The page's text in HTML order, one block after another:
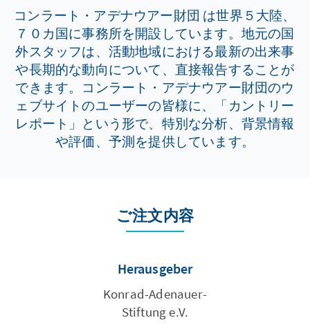
コンラート・アデナウアー財団 は世界５大陸、
７０カ国に事務所を開設しています。地元の国
外スタッフは、活動地域における最新の出来事
や長期的な動向について、直接報告することが
できます。コンラート・アデナウアー財団のウ
ェブサイトのユーザーの皆様に、「カントリー
レポート」という形で、特別な分析、背景情報
や評価、予測を提供しています。
ご注文内容
Herausgeber
Konrad-Adenauer-
Stiftung e.V.